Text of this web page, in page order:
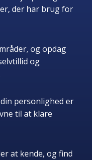
der har brug for
og opdag
og
personlighed er
til at klare
at kende, og find